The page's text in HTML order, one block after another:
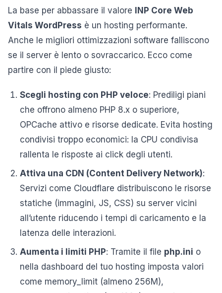
La base per abbassare il valore INP Core Web
Vitals WordPress è un hosting performante.
Anche le migliori ottimizzazioni software falliscono
se il server è lento o sovraccarico. Ecco come
partire con il piede giusto:
Scegli hosting con PHP veloce: Prediligi piani
che offrono almeno PHP 8.x o superiore,
OPCache attivo e risorse dedicate. Evita hosting
condivisi troppo economici: la CPU condivisa
rallenta le risposte ai click degli utenti.
Attiva una CDN (Content Delivery Network):
Servizi come Cloudflare distribuiscono le risorse
statiche (immagini, JS, CSS) su server vicini
all’utente riducendo i tempi di caricamento e la
latenza delle interazioni.
Aumenta i limiti PHP: Tramite il file php.ini o
nella dashboard del tuo hosting imposta valori
come memory_limit (almeno 256M),